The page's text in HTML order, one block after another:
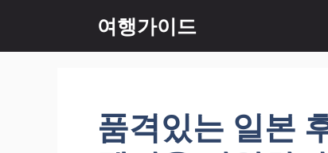
츠
여행가이드
품격있는 일본